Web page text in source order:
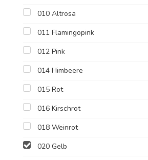
010 Altrosa
011 Flamingopink
012 Pink
014 Himbeere
015 Rot
016 Kirschrot
018 Weinrot
020 Gelb